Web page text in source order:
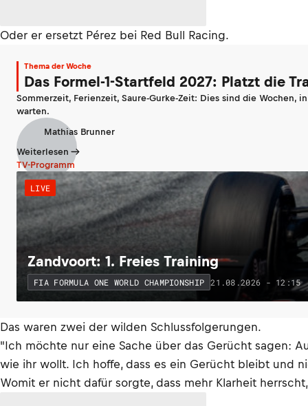
Oder er ersetzt Pérez bei Red Bull Racing.
Thema der Woche
Das Formel-1-Startfeld 2027: Platzt die
Sommerzeit, Ferienzeit, Saure-Gurke-Zeit: Dies sind die
warten.
Mathias Brunner
Weiterlesen
TV-Programm
LIVE
Zandvoort: 1. Freies Training
FIA FORMULA ONE WORLD CHAMPIONSHIP 21.08.2026 - 12:15
Das waren zwei der wilden Schlussfolgerungen.
"Ich möchte nur eine Sache über das Gerücht sagen:
wie ihr wollt. Ich hoffe, dass es ein Gerücht bleibt und
Womit er nicht dafür sorgte, dass mehr Klarheit